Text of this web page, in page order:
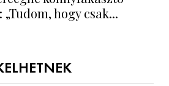
hogy csak...